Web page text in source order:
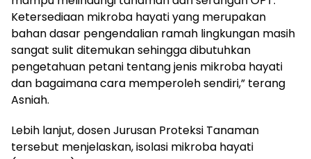
Ketersediaan mikroba hayati yang merupakan
bahan dasar pengendalian ramah lingkungan masih
sangat sulit ditemukan sehingga dibutuhkan
pengetahuan petani tentang jenis mikroba hayati
dan bagaimana cara memperoleh sendiri,” terang
Asniah.
Lebih lanjut, dosen Jurusan Proteksi Tanaman
tersebut menjelaskan, isolasi mikroba hayati